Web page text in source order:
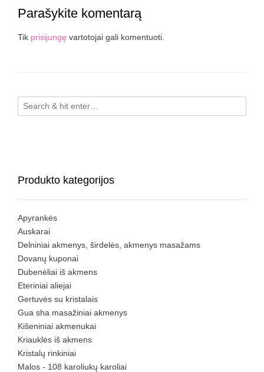
Parašykite komentarą
Tik prisijungę vartotojai gali komentuoti.
Produkto kategorijos
Apyrankės
Auskarai
Delniniai akmenys, širdelės, akmenys masažams
Dovanų kuponai
Dubenėliai iš akmens
Eteriniai aliejai
Gertuvės su kristalais
Gua sha masažiniai akmenys
Kišeniniai akmenukai
Kriauklės iš akmens
Kristalų rinkiniai
Malos - 108 karoliukų karoliai